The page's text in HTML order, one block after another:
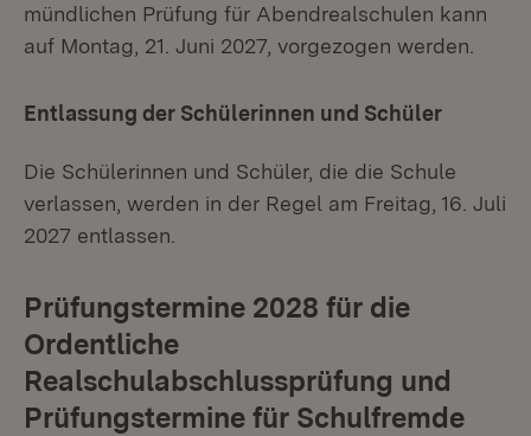
mündlichen Prüfung für Abendrealschulen kann
auf Montag, 21. Juni 2027, vorgezogen werden.
Entlassung der Schülerinnen und Schüler
Die Schülerinnen und Schüler, die die Schule
verlassen, werden in der Regel am Freitag, 16. Juli
2027 entlassen.
Prüfungstermine 2028 für die
Ordentliche
Realschulabschlussprüfung und
Prüfungstermine für Schulfremde